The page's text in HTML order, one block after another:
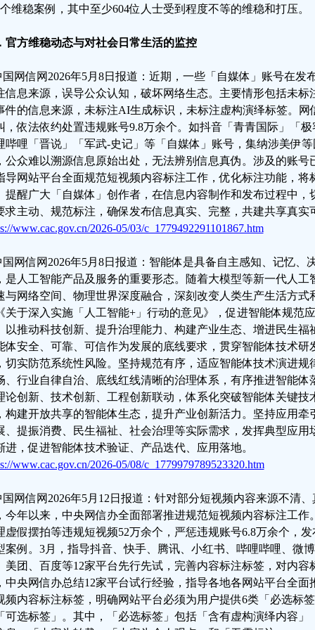
维稳案例，其中至少604位人士受到程度不等的维稳和打压。
官方维稳动态与对社会日常生活的监控
国网信网2026年5月8日报道：近期，一些「自媒体」账号在发
信息来源，误导公众认知，破坏网络生态。主要情形包括未标
件的信息来源，未标注AI生成标识，未标注虚构演绎标签。网
，依法依约处置违规账号9.8万余个。如抖音「青青国际」「
哔哩「晋说」「军武-史记」等「自媒体」账号，集纳涉美伊
公众难以溯源信息原始出处，无法辨别信息真伪。涉及的账号
导网站平台全面规范短视频内容标注工作，优化标注功能，将
提醒广大「自媒体」创作者，在信息内容制作和发布过程中，
求主动、规范标注，确保发布信息真实、完整，共建共享真实
www.cac.gov.cn/2026-05/03/c_1779492291101867.htm
国网信网2026年5月8日报道：智能体是具备自主感知、记忆、
是人工智能产品及服务的重要形态。随着大模型等新一代人工
与网络空间、物理世界深度融合，深刻改变人类生产生活方式
关于深入实施「人工智能+」行动的意见》，促进智能体规范
以推动科技创新、提升治理能力、构建产业生态、增进民生福
体安全、可靠、可信作为发展的底线要求，贯穿智能体技术研
切实防范系统性风险。坚持规范有序，适应智能体技术演进规
、行业自律自治、底线红线清晰的治理体系，有序推进智能体
论创新、技术创新、工程创新联动，体系化突破智能体关键技
构建开放共享的智能体生态，提升产业创新活力。坚持应用牵
、提振消费、民生福祉、社会治理等实际需求，发挥典型应用
进，促进智能体技术验证、产品迭代、应用落地。
www.cac.gov.cn/2026-05/08/c_1779979789523320.htm
国网信网2026年5月12日报道：针对部分短视频内容来源不清
今年以来，中央网信办全面部署推进规范短视频内容标注工作
虚假摆拍等违规短视频52万余个，严惩违规账号6.8万余个，
案例。3月，指导抖音、快手、腾讯、小红书、哔哩哔哩、微
美团、百度等12家平台先行先试，完善内容标注标签，对内容
中央网信办总结12家平台试行经验，指导各地各网站平台全面
频内容标注标签，明确网站平台必须为用户提供6类「必选标
可选标签」。其中，「必选标签」包括「含有虚构演绎内容